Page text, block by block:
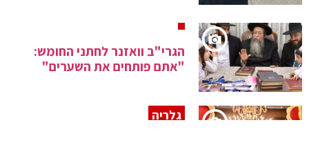
הגרי"ב וואזנר לחתני החומש:
"אתם פותחים את השערים"
גלריה